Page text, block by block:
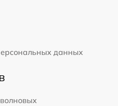
данных